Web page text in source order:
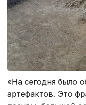
«На сегодня было
артефактов. Это